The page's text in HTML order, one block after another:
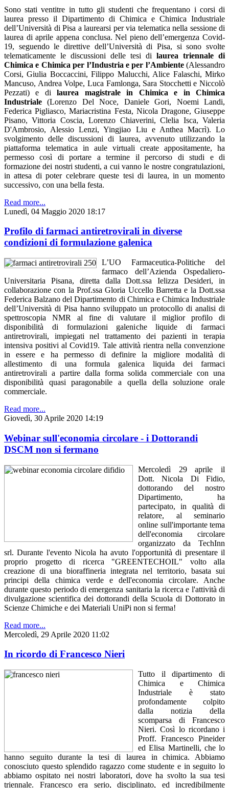
Sono stati ventitre in tutto gli studenti che frequentano i corsi di
laurea presso il Dipartimento di Chimica e Chimica Industriale
dell’Università di Pisa a laurearsi per via telematica nella sessione di
laurea di aprile appena conclusa. Nel pieno dell’emergenza Covid-
19, seguendo le direttive dell’Università di Pisa, si sono svolte
telematicamente le discussioni delle tesi di laurea triennale di
Chimica e Chimica per l’Industria e per l’Ambiente(Alessandro
Corsi, Giulia Boccaccini, Filippo Malucchi, Alice Falaschi, Mirko
Mancuso, Andrea Volpe, Luca Famlonga, Sara Stocchetti e Niccolò
Pezzati) e dilaurea magistrale in Chimica e in Chimica
Industriale (Lorenzo Del Noce, Daniele Gori, Noemi Landi,
Federica Pigliasco, Mariacristina Festa, Nicola Dragone, Giuseppe
Pisano, Vittoria Coscia, Lorenzo Chiaverini, Clelia Isca, Valeria
D'Ambrosio, Alessio Lenzi, Yingjiao Liu e Anthea Macrì). Lo
svolgimento delle discussioni di laurea, avvenuto utilizzando la
piattaforma telematica in aule virtuali create appositamente, ha
permesso così di portare a termine il percorso di studi e di
formazione dei nostri studenti, a cui vanno le nostre congratulazioni,
in attesa di poter celebrare queste tesi di laurea, in un momento
successivo, con una bella festa.
Read more...
Lunedì, 04 Maggio 2020 18:17
Profilo di farmaci antiretrovirali in diverse
condizioni di formulazione galenica
L’UO Farmaceutica-Politiche del
farmaco dell’Azienda Ospedaliero-
Universitaria Pisana, diretta dalla Dott.ssa Ielizza Desideri, in
collaborazione con la Prof.ssa Gloria Uccello Barretta e la Dott.ssa
Federica Balzano del Dipartimento di Chimica e Chimica Industriale
dell’Università di Pisa hanno sviluppato un protocollo di analisi di
spettroscopia NMR al fine di valutare il miglior profilo di
disponibilità di formulazioni galeniche liquide di farmaci
antiretrovirali, impiegati nel trattamento dei pazienti in terapia
intensiva positivi al Covid19. Tale attività rientra nella convenzione
in essere e ha permesso di definire la migliore modalità di
allestimento di una formula galenica liquida dei farmaci
antiretrovirali a partire dalla forma solida commerciale con una
disponibilità quasi paragonabile a quella della soluzione orale
commerciale.
Read more...
Giovedì, 30 Aprile 2020 14:19
Webinar sull'economia circolare - i Dottorandi
DSCM non si fermano
Mercoledì 29 aprile il
Dott. Nicola Di Fidio,
dottorando del nostro
Dipartimento, ha
partecipato, in qualità di
relatore, al seminario
online sull'importante tema
dell'economia circolare
organizzato da TechInn
srl. Durante l'evento Nicola ha avuto l'opportunità di presentare il
proprio progetto di ricerca "GREENTECHOIL" volto alla
creazione di una bioraffineria integrata nel territorio, basata sui
principi della chimica verde e dell'economia circolare. Anche
durante questo periodo di emergenza sanitaria la ricerca e l'attività di
divulgazione scientifica dei dottorandi della Scuola di Dottorato in
Scienze Chimiche e dei Materiali UniPi non si ferma!
Read more...
Mercoledì, 29 Aprile 2020 11:02
In ricordo di Francesco Nieri
Tutto il dipartimento di
Chimica e Chimica
Industriale è stato
profondamente colpito
dalla notizia della
scomparsa di Francesco
Nieri. Così lo ricordano i
Proff. Francesco Pineider
ed Elisa Martinelli, che lo
hanno seguito durante la tesi di laurea in chimica. Abbiamo
conosciuto questo splendido ragazzo come studente e in seguito lo
abbiamo ospitato nei nostri laboratori, dove ha svolto la sua tesi
triennale. Francesco era serio, disciplinato, ed incredibilmente